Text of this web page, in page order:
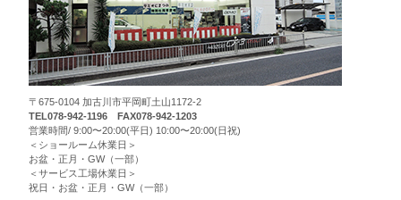
〒675-0104 加古川市平岡町土山1172-2
TEL078-942-1196 FAX078-942-1203
営業時間/ 9:00〜20:00(平日) 10:00〜20:00(日祝)
＜ショールーム休業日＞
お盆・正月・GW（一部）
＜サービス工場休業日＞
祝日・お盆・正月・GW（一部）